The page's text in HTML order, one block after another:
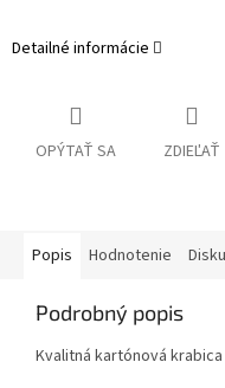
Detailné informácie
OPÝTAŤ SA ZDIEĽAŤ
Popis Hodnotenie
Podrobný popis
Kvalitná kartónová